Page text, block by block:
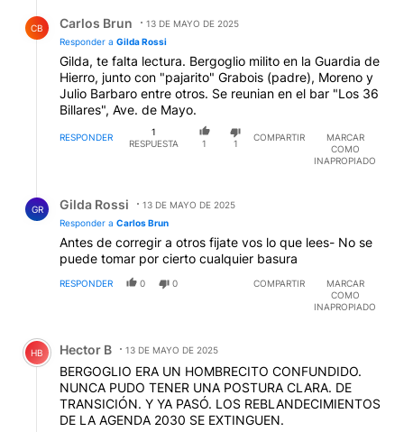
CB Carlos Brun
13 DE MAYO DE 2025
Responder a Gilda Rossi
Gilda, te falta lectura. Bergoglio milito en la Guardia de
Hierro, junto con "pajarito" Grabois (padre), Moreno y
Julio Barbaro entre otros. Se reunian en el bar "Los 36
Billares", Ave. de Mayo.
RESPONDER
1
RESPUESTA
1 1
COMPARTIR
MARCAR
COMO
INAPROPIADO
GR Gilda Rossi
13 DE MAYO DE 2025
Responder a Carlos Brun
Antes de corregir a otros fijate vos lo que lees- No se
puede tomar por cierto cualquier basura
RESPONDER 0 0 COMPARTIR
MARCAR
COMO
INAPROPIADO
Comentario de Hector B.
HB Hector B 13 DE MAYO DE 2025
BERGOGLIO ERA UN HOMBRECITO CONFUNDIDO.
NUNCA PUDO TENER UNA POSTURA CLARA. DE
TRANSICIÓN. Y YA PASÓ. LOS REBLANDECIMIENTOS
DE LA AGENDA 2030 SE EXTINGUEN.